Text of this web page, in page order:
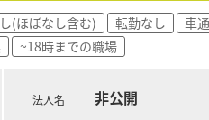
識を身につけてスキルアッ
め、仕事と私生活のメリハ
という想いがあり、患者様
(ほぼなし含む) 転勤なし 車
~18時までの職場
法人名 非公開